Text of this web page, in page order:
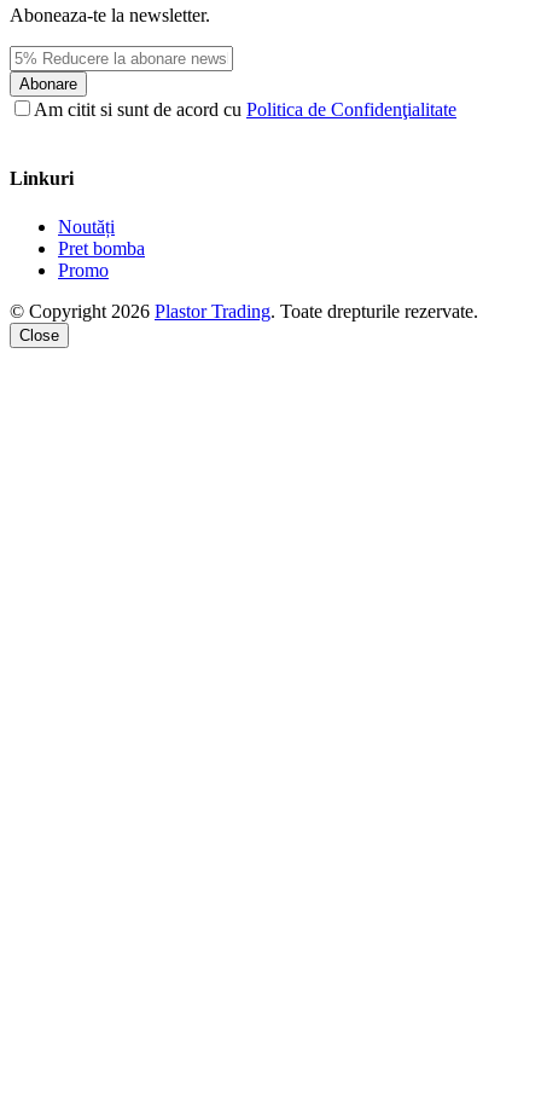
Aboneaza-te la newsletter.
Abonare
Am citit si sunt de acord cu Politica de Confidenţialitate
Linkuri
Noutăți
Pret bomba
Promo
© Copyright 2026 Plastor Trading. Toate drepturile rezervate.
Close